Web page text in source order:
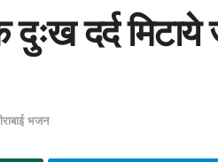
दुःख दर्द
भजन